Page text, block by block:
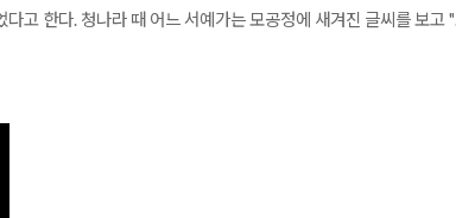
고 한다. 청나라 때 어느 서예가는 모공정에 새겨진 글씨를 보고